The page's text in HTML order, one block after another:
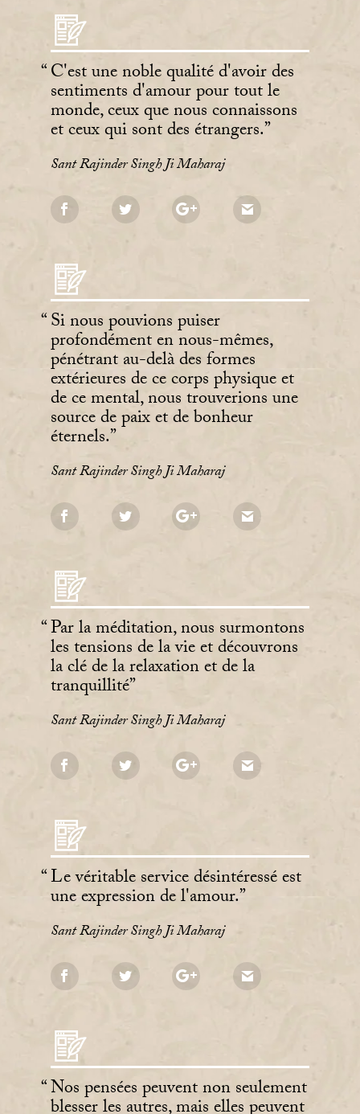
C'est une noble qualité d'avoir des
sentiments d'amour pour tout le
monde, ceux que nous connaissons
et ceux qui sont des étrangers.
Sant Rajinder Singh Ji Maharaj
Si nous pouvions puiser
profondément en nous-mêmes,
pénétrant au-delà des formes
extérieures de ce corps physique et
de ce mental, nous trouverions une
source de paix et de bonheur
éternels.
Sant Rajinder Singh Ji Maharaj
Par la méditation, nous surmontons
les tensions de la vie et découvrons
la clé de la relaxation et de la
tranquillité
Sant Rajinder Singh Ji Maharaj
Le véritable service désintéressé est
une expression de l'amour.
Sant Rajinder Singh Ji Maharaj
Nos pensées peuvent non seulement